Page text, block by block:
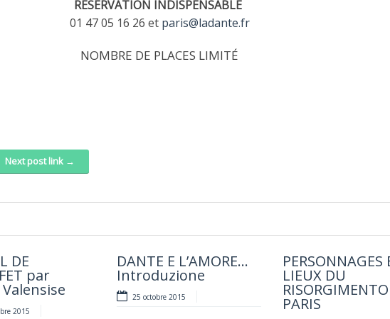
RESERVATION INDISPENSABLE
01 47 05 16 26 et paris@ladante.fr
NOMBRE DE PLACES LIMITÉ
Next post link →
DE
par
2015
DANTE E L’AMORE…
Introduzione
25 octobre 2015
PERSONNAGES
LIEUX DU
PARIS
2015 –
del
Decameron
FLORENCE.
PORTRAITS À LA
COUR DES MÉDICIS
PROMENADE
AUTOUR DU
PROCOPE
24 septembre 2015